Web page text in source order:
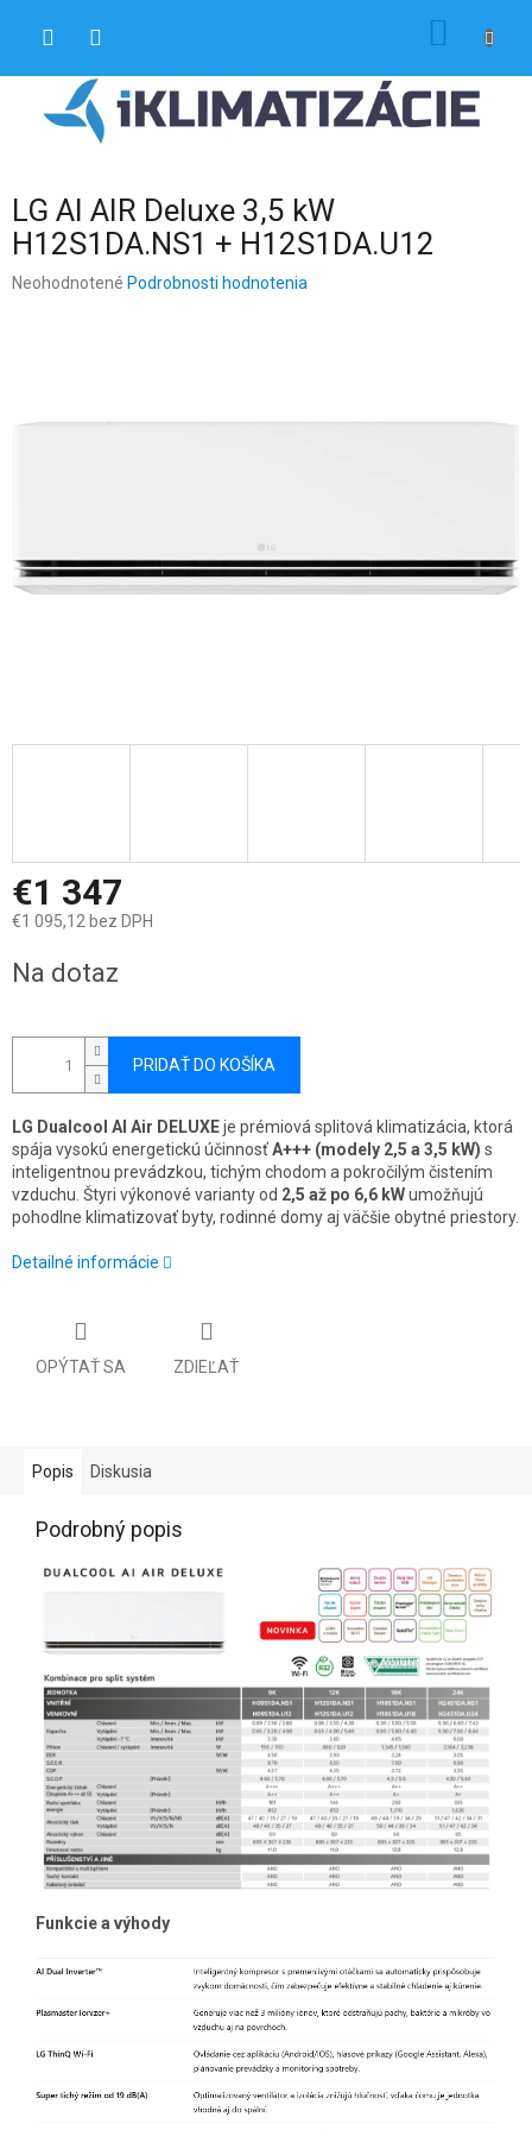
LG AI AIR Deluxe 3,5 kW
H12S1DA.NS1 + H12S1DA.U12
Priemerné
Neohodnotené Podrobnosti hodnotenia
€1 347
€1 095,12 bez DPH
cena:
Na dotaz
PRIDAŤ DO KOŠÍKA
LG Dualcool AI Air DELUXEje prémiová splitová klimatizácia, ktorá
spája vysokú energetickú účinnosťA+++ (modely 2,5 a 3,5 kW) s
inteligentnou prevádzkou, tichým chodom a pokročilým čistením
vzduchu. Štyri výkonové varianty od 2,5 až po 6,6 kWumožňujú
pohodlne klimatizovať byty, rodinné domy aj väčšie obytné priestory.
Detailné informácie
OPÝTAŤ SA ZDIEĽAŤ
Popis Diskusia
Podrobný popis
Funkcie a výhody